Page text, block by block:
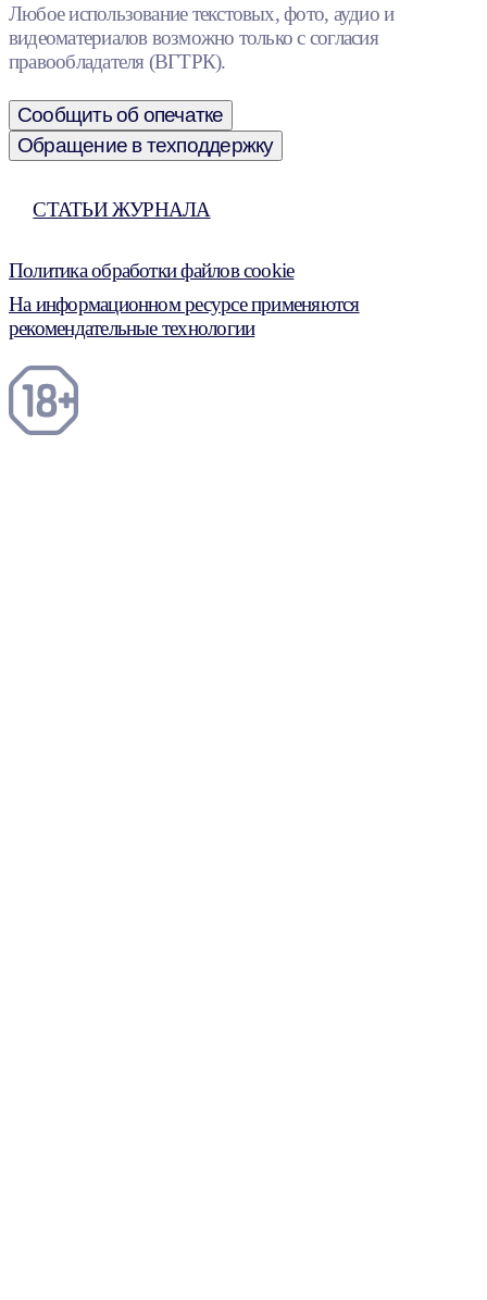
Любое использование текстовых, фото, аудио и
видеоматериалов возможно только с согласия
правообладателя (ВГТРК).
Сообщить об опечатке
Обращение в техподдержку
СТАТЬИ ЖУРНАЛА
Политика обработки файлов cookie
На информационном ресурсе применяются
рекомендательные технологии